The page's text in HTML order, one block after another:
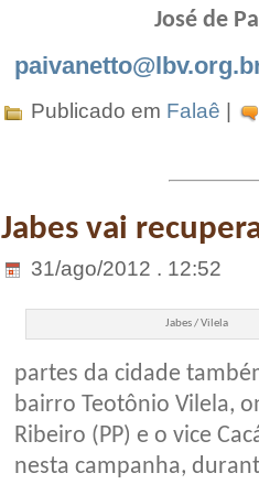
José de
Publicado em Falaê |
Jabes vai
31/ago/2012 . 12:52
Jabes / Vilela
partes da cidade
bairro Teotônio Vilela,
Ribeiro (PP) e o vice
nesta campanha,